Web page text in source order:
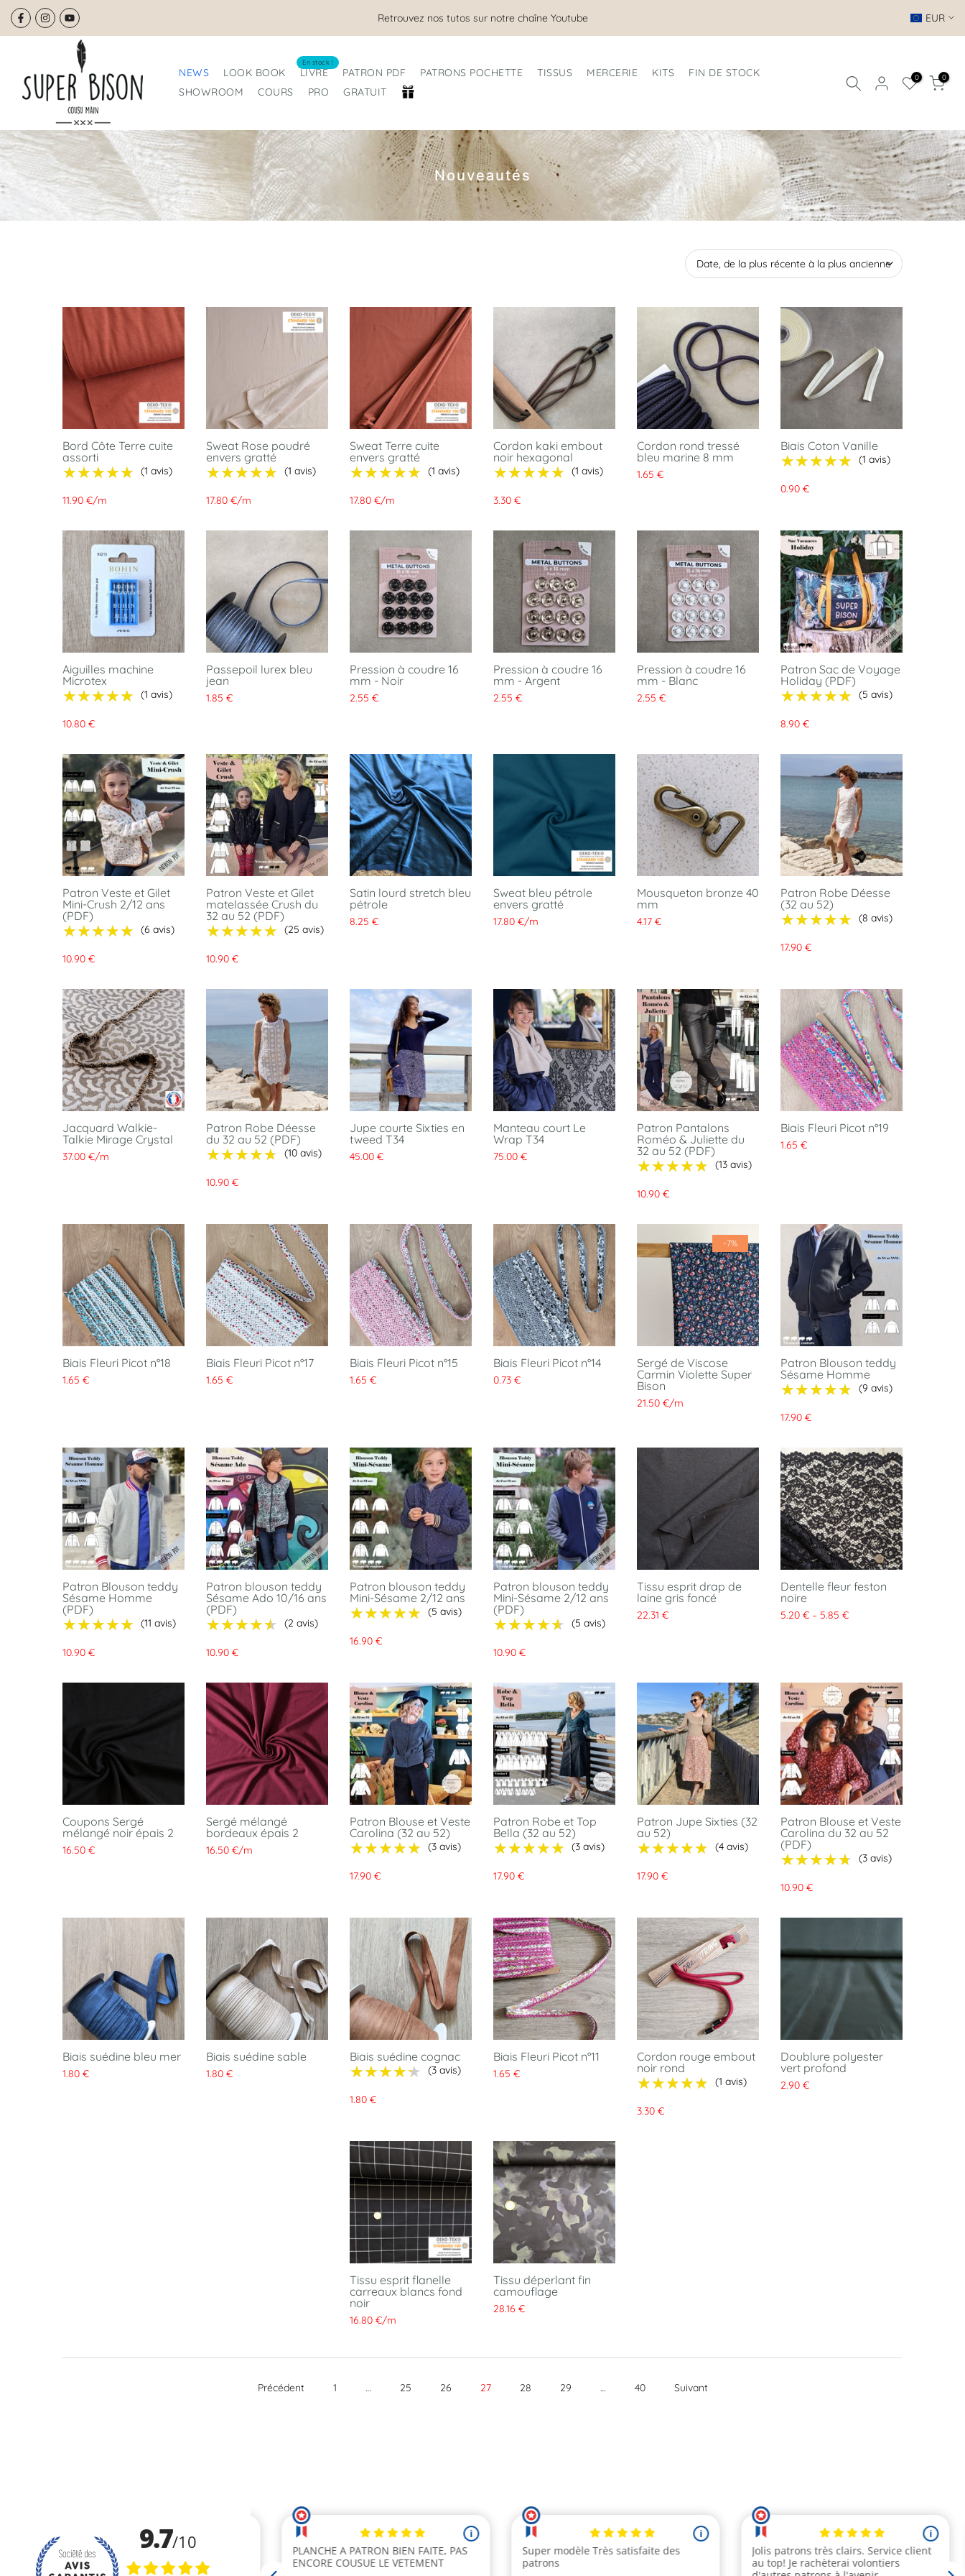
Aller
au
Nous sommes ouverts tout l'été ! EUR
NEWS LOOK BOOK LIVRE
En stock !
PATRON PDF PATRONS POCHETTE TISSUS MERCERIE KITS
FIN DE STOCK
SHOWROOM
COURS PRO GRATUIT
0 0
Nouveautés
Date, de la plus récente à la plus ancienne
Bord Côte Terre cuite
assorti
★★★★★
★★★★★ (1 avis)
11.90 €/m
Sweat Rose poudré
envers gratté
★★★★★
★★★★★ (1 avis)
17.80 €/m
Sweat Terre cuite
envers gratté
★★★★★
★★★★★ (1 avis)
17.80 €/m
Cordon kaki embout
noir hexagonal
★★★★★
★★★★★ (1 avis)
3.30 €
Cordon rond tressé
bleu marine 8 mm
1.65 €
Biais Coton Vanille
★★★★★
★★★★★ (1 avis)
0.90 €
Aiguilles machine
Microtex
★★★★★
★★★★★ (1 avis)
10.80 €
Passepoil lurex bleu
jean
1.85 €
Pression à coudre 16
mm - Noir
2.55 €
Pression à coudre 16
mm - Argent
2.55 €
Pression à coudre 16
mm - Blanc
2.55 €
Patron Sac de Voyage
Holiday (PDF)
★★★★★
★★★★★ (5 avis)
8.90 €
Patron Veste et Gilet
Mini-Crush 2/12 ans
(PDF)
★★★★★
★★★★★ (6 avis)
10.90 €
Patron Veste et Gilet
matelassée Crush du
32 au 52 (PDF)
★★★★★
★★★★★ (25 avis)
10.90 €
Satin lourd stretch bleu
pétrole
8.25 €
Sweat bleu pétrole
envers gratté
17.80 €/m
Mousqueton bronze 40
mm
4.17 €
Patron Robe Déesse
(32 au 52)
★★★★★
★★★★★ (8 avis)
17.90 €
Jacquard Walkie-
Talkie Mirage Crystal
37.00 €/m
Patron Robe Déesse
du 32 au 52 (PDF)
★★★★★
★★★★★ (10 avis)
10.90 €
Jupe courte Sixties en
tweed T34
45.00 €
Manteau court Le
Wrap T34
75.00 €
Patron Pantalons
Roméo & Juliette du
32 au 52 (PDF)
★★★★★
★★★★★ (13 avis)
10.90 €
Biais Fleuri Picot n°19
1.65 €
Biais Fleuri Picot n°18
1.65 €
Biais Fleuri Picot n°17
1.65 €
Biais Fleuri Picot n°15
1.65 €
Biais Fleuri Picot n°14
0.73 €
-7%
Sergé de Viscose
Carmin Violette Super
Bison
21.50 €/m
Patron Blouson teddy
Sésame Homme
★★★★★
★★★★★ (9 avis)
17.90 €
Patron Blouson teddy
Sésame Homme
(PDF)
★★★★★
★★★★★ (11 avis)
10.90 €
Patron blouson teddy
Sésame Ado 10/16 ans
(PDF)
★★★★★
★★★★★ (2 avis)
10.90 €
Patron blouson teddy
Mini-Sésame 2/12 ans
★★★★★
★★★★★ (5 avis)
16.90 €
Patron blouson teddy
Mini-Sésame 2/12 ans
(PDF)
★★★★★
★★★★★ (5 avis)
10.90 €
Tissu esprit drap de
laine gris foncé
22.31 €
Dentelle fleur feston
noire
5.20 € – 5.85 €
Coupons Sergé
mélangé noir épais 2
16.50 €
Sergé mélangé
bordeaux épais 2
16.50 €/m
Patron Blouse et Veste
Carolina (32 au 52)
★★★★★
★★★★★ (3 avis)
17.90 €
Patron Robe et Top
Bella (32 au 52)
★★★★★
★★★★★ (3 avis)
17.90 €
Patron Jupe Sixties (32
au 52)
★★★★★
★★★★★ (4 avis)
17.90 €
Patron Blouse et Veste
Carolina du 32 au 52
(PDF)
★★★★★
★★★★★ (3 avis)
10.90 €
Biais suédine bleu mer
1.80 €
Biais suédine sable
1.80 €
Biais suédine cognac
★★★★★
★★★★★ (3 avis)
1.80 €
Biais Fleuri Picot n°11
1.65 €
Cordon rouge embout
noir rond
★★★★★
★★★★★ (1 avis)
3.30 €
Doublure polyester
vert profond
2.90 €
Tissu esprit flanelle
carreaux blancs fond
noir
16.80 €/m
Tissu déperlant fin
camouflage
28.16 €
Précédent 1 … 25 26 27 28 29 … 40 Suivant